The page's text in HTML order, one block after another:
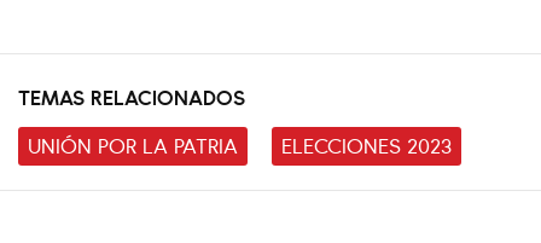
TEMAS RELACIONADOS
UNIÓN POR LA PATRIA
ELECCIONES 2023